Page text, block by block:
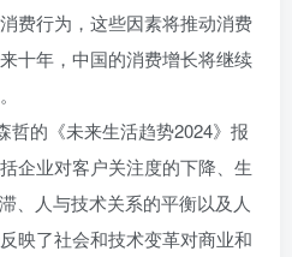
费行为，这些因素将推动消费
十年，中国的消费增长将继续
哲的《未来生活趋势2024》报
企业对客户关注度的下降、生
、人与技术关系的平衡以及人
映了社会和技术变革对商业和